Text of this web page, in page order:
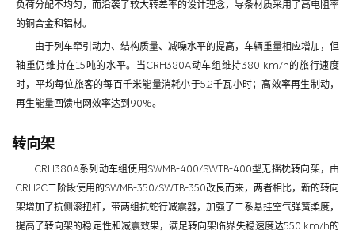
负荷分配不均匀，而沿袭了较大转差率的设计理念，导条材质采用了高电阻率
的铜合金和铝材。
由于列车牵引动力、结构质量、减噪水平的提高，车辆重量相应增加，但
轴重仍维持在15吨的水平。当CRH380A动车组维持380 km/h的旅行速度
时，平均每位旅客的每百千米能量消耗小于5.2千瓦小时；高效率再生制动，
再生能量回馈电网效率达到90%。
转向架
CRH380A系列动车组使用SWMB-400/SWTB-400型无摇枕转向架，由
CRH2C二阶段使用的SWMB-350/SWTB-350改良而来，两者相比，新的转向
架增加了抗侧滚扭杆，带两组抗蛇行减震器，加强了二系悬挂空气弹簧柔度，
提高了转向架的稳定性和减震效果，满足转向架临界失稳速度达550 km/h的